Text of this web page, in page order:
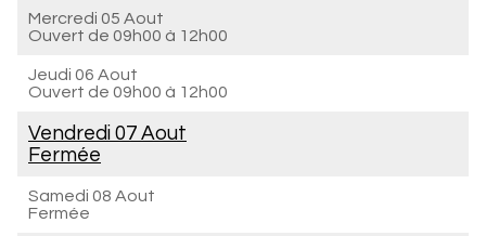
Mercredi 05 Aout
Ouvert de 09h00 à 12h00
Jeudi 06 Aout
Ouvert de 09h00 à 12h00
Vendredi 07 Aout
Fermée
Samedi 08 Aout
Fermée